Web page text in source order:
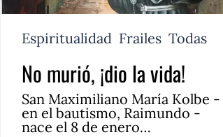
Espiritualidad Frailes Todas
No murió, ¡dio la vida!
San Maximiliano María Kolbe -
en el bautismo, Raimundo -
nace el 8 de enero…